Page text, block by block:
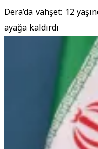
Dera’da vahşet: 12
ayağa kaldırdı